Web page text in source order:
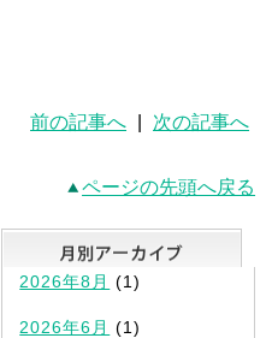
前の記事へ 次の記事へ
ページの先頭へ戻る
新着写真
2026年8月 (1)
2026年6月 (1)